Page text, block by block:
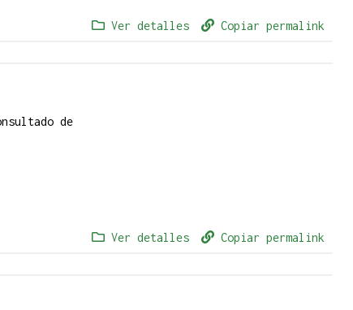
Ver detalles Copiar permalink
de
Ver detalles Copiar permalink